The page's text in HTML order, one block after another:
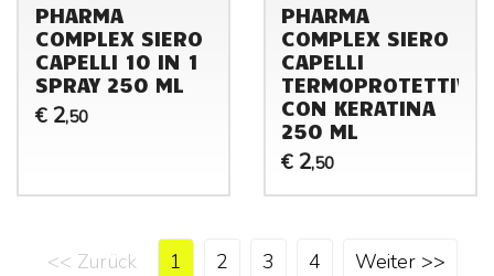
PHARMA
COMPLEX SIERO
CAPELLI 10 IN 1
SPRAY 250 ML
€ 2,50
PHARMA
COMPLEX SIERO
CAPELLI
TERMOPROTETTIVO
CON KERATINA
250 ML
€ 2,50
<< Zurück 1 2 3 4 Weiter >>